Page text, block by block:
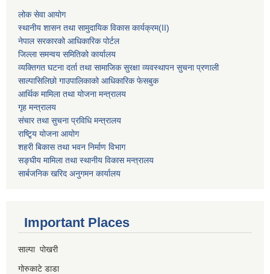
लोक सेवा आयोग
स्थानीय शासन तथा सामुदायिक विकास कार्यक्रम(II)
नेपाल सरकारको आधिकारिक पोर्टल
जिल्ला समन्वय समितिको कार्यालय
व्यक्तिगत घटना दर्ता तथा सामाजिक सुरक्षा व्यवस्थापन सुचना प्रणाली
साल्पासिलिछो गाउपालिकाको आधिकारिक फेसबुक
आर्थिक मामिला तथा योजना मन्त्रालय
गृह मन्त्रालय
संचार तथा सुचना प्रविधि मन्त्रालय
राष्टि्ृय योजना आयोग
शहरी बिकास तथा भवन निर्माण विभाग
सङ्घीय मामिला तथा स्थानीय विकास मन्त्रालय
सार्बजनिक खरिद अनुगमन कार्यालय
Important Places
साल्पा पोखरी
गोरुकाटे डाडा